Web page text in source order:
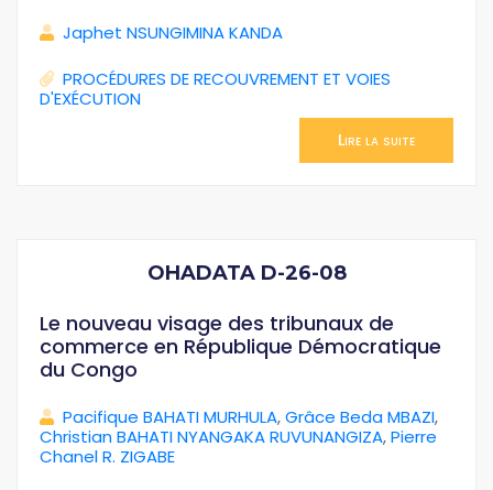
Japhet NSUNGIMINA KANDA
PROCÉDURES DE RECOUVREMENT ET VOIES
D'EXÉCUTION
Lire la suite
OHADATA D-26-08
Le nouveau visage des tribunaux de
commerce en République Démocratique
du Congo
Pacifique BAHATI MURHULA,Grâce Beda MBAZI,
Christian BAHATI NYANGAKA RUVUNANGIZA,Pierre
Chanel R. ZIGABE